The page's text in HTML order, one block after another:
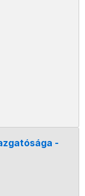
-